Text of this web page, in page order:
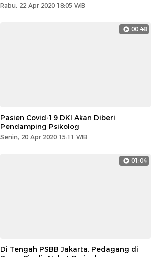
Rabu, 22 Apr 2020 18:05 WIB
00:48
Pasien Covid-19 DKI Akan Diberi
Pendamping Psikolog
Senin, 20 Apr 2020 15:11 WIB
01:04
Di Tengah PSBB Jakarta, Pedagang di